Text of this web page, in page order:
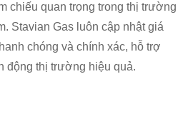
chiếu quan trọng trong thị trường
Stavian Gas luôn cập nhật giá
chóng và chính xác, hỗ trợ
động thị trường hiệu quả.